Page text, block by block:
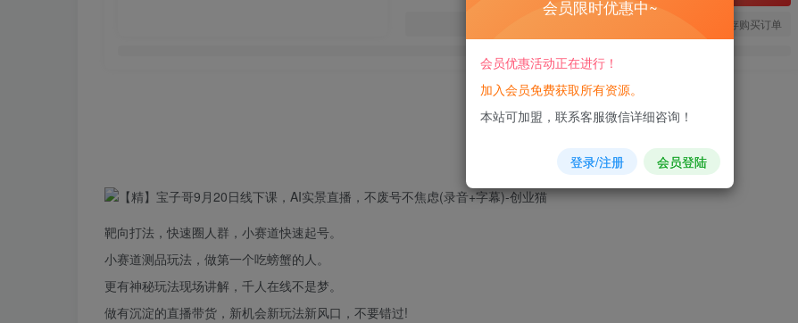
您当前未登录！建议登陆后购买，可保存购买订单
靶向打法，快速圈人群，小赛道快速起号。
小赛道测品玩法，做第一个吃螃蟹的人。
更有神秘玩法现场讲解，千人在线不是梦。
做有沉淀的直播带货，新机会新玩法新风口，不要错过!
会员限时优惠中~
会员优惠活动正在进行！
加入会员免费获取所有资源。
本站可加盟，联系客服微信详细咨询！
登录/注册 会员登陆